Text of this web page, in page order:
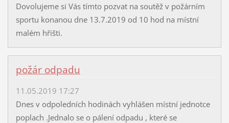
Dovolujeme si Vás tímto pozvat na soutěž v požárním
sportu konanou dne 13.7.2019 od 10 hod na místní
malém hřišti.
požár odpadu
11.05.2019 17:27
Dnes v odpoledních hodinách vyhlášen místní jednotce
poplach .Jednalo se o pálení odpadu , které se